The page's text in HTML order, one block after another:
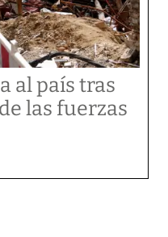
al país tras
las fuerzas